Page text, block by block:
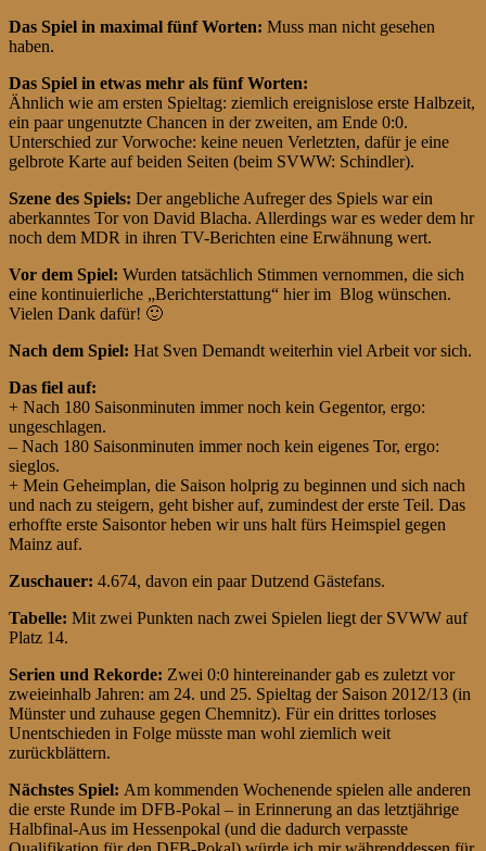
Das Spiel in maximal fünf Worten: Muss man nicht gesehen
haben.
Das Spiel in etwas mehr als fünf Worten:
Ähnlich wie am ersten Spieltag: ziemlich ereignislose erste Halbzeit,
ein paar ungenutzte Chancen in der zweiten, am Ende 0:0.
Unterschied zur Vorwoche: keine neuen Verletzten, dafür je eine
gelbrote Karte auf beiden Seiten (beim SVWW: Schindler).
Szene des Spiels: Der angebliche Aufreger des Spiels war ein
aberkanntes Tor von David Blacha. Allerdings war es weder dem hr
noch dem MDR in ihren TV-Berichten eine Erwähnung wert.
Vor dem Spiel: Wurden tatsächlich Stimmen vernommen, die sich
eine kontinuierliche „Berichterstattung“ hier im Blog wünschen.
Vielen Dank dafür! 🙂
Nach dem Spiel: Hat Sven Demandt weiterhin viel Arbeit vor sich.
Das fiel auf:
+ Nach 180 Saisonminuten immer noch kein Gegentor, ergo:
ungeschlagen.
– Nach 180 Saisonminuten immer noch kein eigenes Tor, ergo:
sieglos.
+ Mein Geheimplan, die Saison holprig zu beginnen und sich nach
und nach zu steigern, geht bisher auf, zumindest der erste Teil. Das
erhoffte erste Saisontor heben wir uns halt fürs Heimspiel gegen
Mainz auf.
Zuschauer: 4.674, davon ein paar Dutzend Gästefans.
Tabelle: Mit zwei Punkten nach zwei Spielen liegt der SVWW auf
Platz 14.
Serien und Rekorde: Zwei 0:0 hintereinander gab es zuletzt vor
zweieinhalb Jahren: am 24. und 25. Spieltag der Saison 2012/13 (in
Münster und zuhause gegen Chemnitz). Für ein drittes torloses
Unentschieden in Folge müsste man wohl ziemlich weit
zurückblättern.
Nächstes Spiel: Am kommenden Wochenende spielen alle anderen
die erste Runde im DFB-Pokal – in Erinnerung an das letztjährige
Halbfinal-Aus im Hessenpokal (und die dadurch verpasste